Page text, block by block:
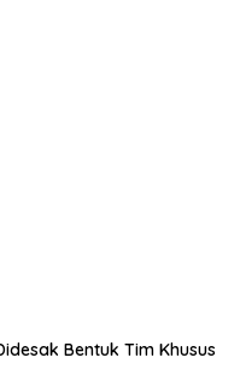
Bentuk Tim Khusus